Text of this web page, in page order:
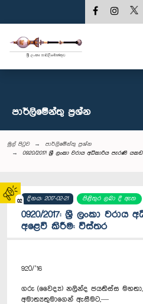
02
පාර්ලි‌මේන්තු‌ ප්‍රශ්න
මුල් පිටුව
පාර්ලි‌මේන්තු‌ ප්‍රශ්න
0920/2017: ශ්‍රී ලංකා වරාය අධිකාරිය පැරණි
දිනය: 2017-02-21 පිළිතුර ලබා දී ඇත
0920/2017: ශ්‍රී ලංකා
අළෙවි කිරීම: විස්තර
920/’16
ගරු (වෛද්‍ය) නලින්ද ජයතිස්ස
අමාත්‍යතුමාගෙන් ඇසීමට,—